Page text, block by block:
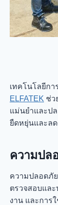
เทคโนโลยีก
ELFATEK ช่ว
แม่นยำและป
ยืดหยุ่นและลด
ความปล
ความปลอดภั
ตรวจสอบแล
งาน และการ